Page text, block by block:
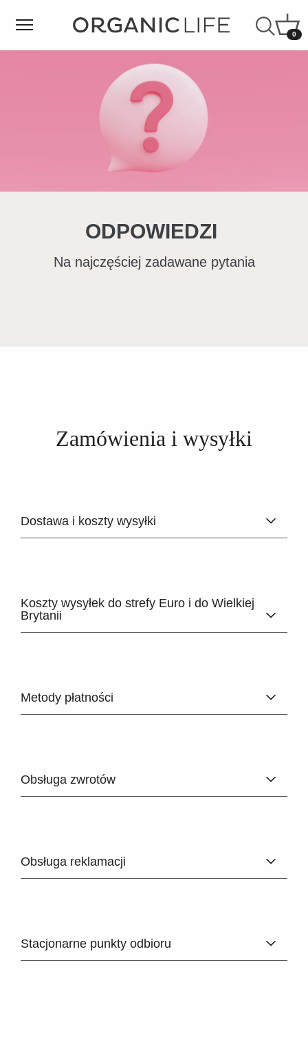
0
ODPOWIEDZI
Na najczęściej zadawane pytania
Zamówienia i wysyłki
Dostawa i koszty wysyłki
Koszty wysyłek do strefy Euro i do Wielkiej
Brytanii
Metody płatności
Obsługa zwrotów
Obsługa reklamacji
Stacjonarne punkty odbioru